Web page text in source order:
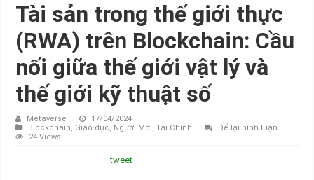
Tài sản trong thế giới thực
(RWA) trên Blockchain: Cầu
nối giữa thế giới vật lý và
thế giới kỹ thuật số
Metaverse
17/04/2024
Blockchain, Giáo dục, Người Mới,Tài Chính
Để lại bình luận
24 Views
tweet